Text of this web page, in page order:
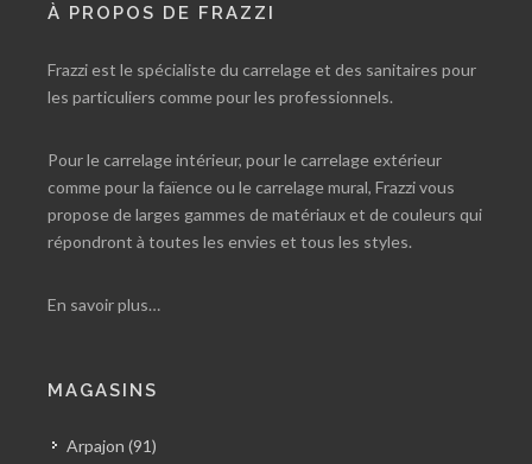
À PROPOS DE FRAZZI
Frazzi est le spécialiste du carrelage et des sanitaires pour
les particuliers comme pour les professionnels.
Pour le carrelage intérieur, pour le carrelage extérieur
comme pour la faïence ou le carrelage mural, Frazzi vous
propose de larges gammes de matériaux et de couleurs qui
répondront à toutes les envies et tous les styles.
En savoir plus…
MAGASINS
Arpajon (91)